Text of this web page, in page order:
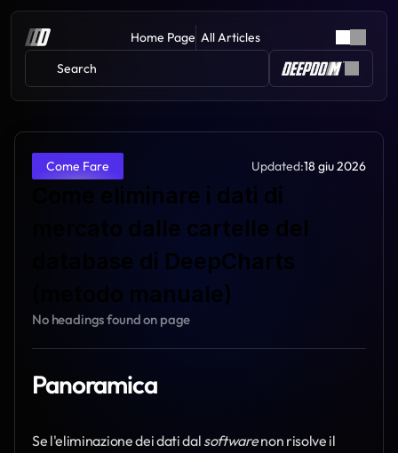
Home Page All Articles
Search
Come Fare Updated:18 giu 2026
Come eliminare i dati di
mercato dalle cartelle del
database di DeepCharts
(metodo manuale)
No headings found on page
Panoramica
Se l'eliminazione dei dati dal software non risolve il